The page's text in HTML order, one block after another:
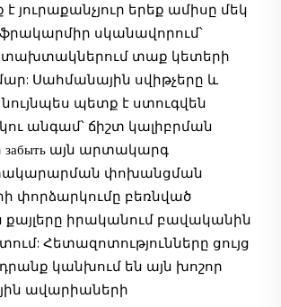
յուրաքանչյուր երեք ամիսը մեկ
սկանավորում՝
տախտակներում տաք կետերի
Սահմանային սվիթչերը և
պետք է ստուգվեն
անգամ՝ ճիշտ կալիբրման
այն արտակարգ
փոխանցման
փորձարկումը բեռնված
քայլերը իրականում բավականին
Հետազոտությունները ցույց
կանխում են այն խոշոր
ավարիաների